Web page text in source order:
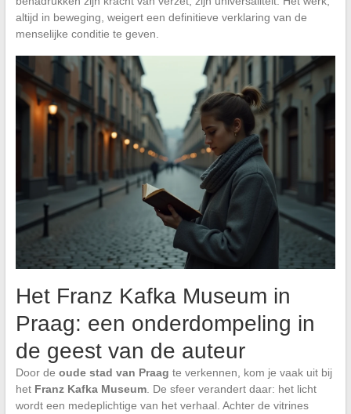
altijd in beweging, weigert een definitieve verklaring van de
menselijke conditie te geven.
Het Franz Kafka Museum in
Praag: een onderdompeling in
de geest van de auteur
Door de oude stad van Praag te verkennen, kom je vaak uit bij
het Franz Kafka Museum. De sfeer verandert daar: het licht
wordt een medeplichtige van het verhaal. Achter de vitrines